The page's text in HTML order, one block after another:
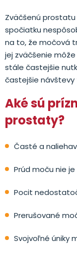
Zväčšenú
spočiatku
na to, že močová
jej zväčšenie
stále častejšie
častejšie
Aké sú
prostaty?
Časté a
Prúd moču nie
Pocit
Prerušované
Svojvoľné úniky